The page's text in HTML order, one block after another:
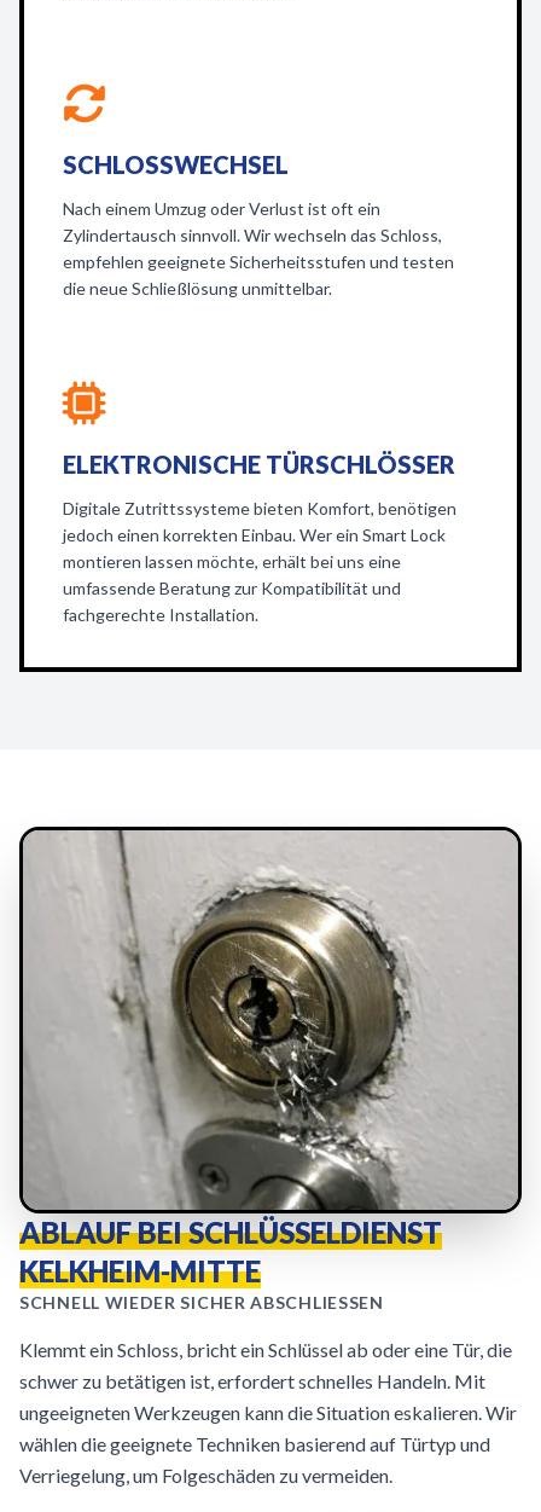
SCHLOSSWECHSEL
Nach einem Umzug oder Verlust ist oft ein
Zylindertausch sinnvoll. Wir wechseln das Schloss,
empfehlen geeignete Sicherheitsstufen und testen
die neue Schließlösung unmittelbar.
ELEKTRONISCHE TÜRSCHLÖSSER
Digitale Zutrittssysteme bieten Komfort, benötigen
jedoch einen korrekten Einbau. Wer ein Smart Lock
montieren lassen möchte, erhält bei uns eine
umfassende Beratung zur Kompatibilität und
fachgerechte Installation.
ABLAUF BEI SCHLÜSSELDIENST
KELKHEIM-MITTE
SCHNELL WIEDER SICHER ABSCHLIESSEN
Klemmt ein Schloss, bricht ein Schlüssel ab oder eine Tür, die
schwer zu betätigen ist, erfordert schnelles Handeln. Mit
ungeeigneten Werkzeugen kann die Situation eskalieren. Wir
wählen die geeignete Techniken basierend auf Türtyp und
Verriegelung, um Folgeschäden zu vermeiden.